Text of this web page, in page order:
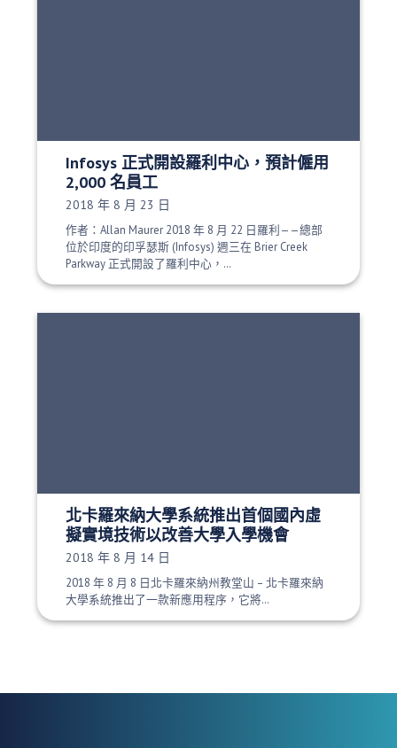
Infosys 正式開設羅利中心，預計僱用
2,000 名員工
發布日期：
2018 年 8 月 23 日
作者：Allan Maurer 2018 年 8 月 22 日羅利——總部
位於印度的印孚瑟斯 (Infosys) 週三在 Brier Creek
Parkway 正式開設了羅利中心，…
北卡羅來納大學系統推出首個國內虛
擬實境技術以改善大學入學機會
發布日期：
2018 年 8 月 14 日
2018 年 8 月 8 日北卡羅來納州教堂山 – 北卡羅來納
大學系統推出了一款新應用程序，它將…